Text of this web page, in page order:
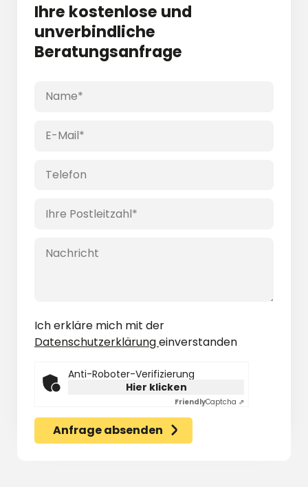
Ihre kostenlose und
unver­bindliche
Beratungs­anfrage
Ich erkläre mich mit der
Datenschutzerklärungeinverstanden
Anfrage absenden
Anti-Roboter-Verifizierung
Hier klicken
FriendlyCaptcha ⇗